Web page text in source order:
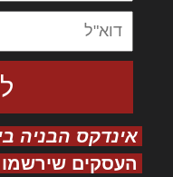
אינדקס הבניה
העסקים